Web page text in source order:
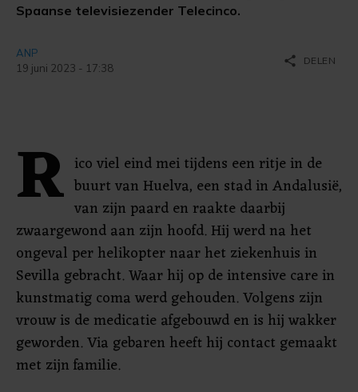
Spaanse televisiezender Telecinco.
ANP
19 juni 2023 - 17:38
share DELEN
R ico viel eind mei tijdens een ritje in de
buurt van Huelva, een stad in Andalusië,
van zijn paard en raakte daarbij
zwaargewond aan zijn hoofd. Hij werd na het
ongeval per helikopter naar het ziekenhuis in
Sevilla gebracht. Waar hij op de intensive care in
kunstmatig coma werd gehouden. Volgens zijn
vrouw is de medicatie afgebouwd en is hij wakker
geworden. Via gebaren heeft hij contact gemaakt
met zijn familie.